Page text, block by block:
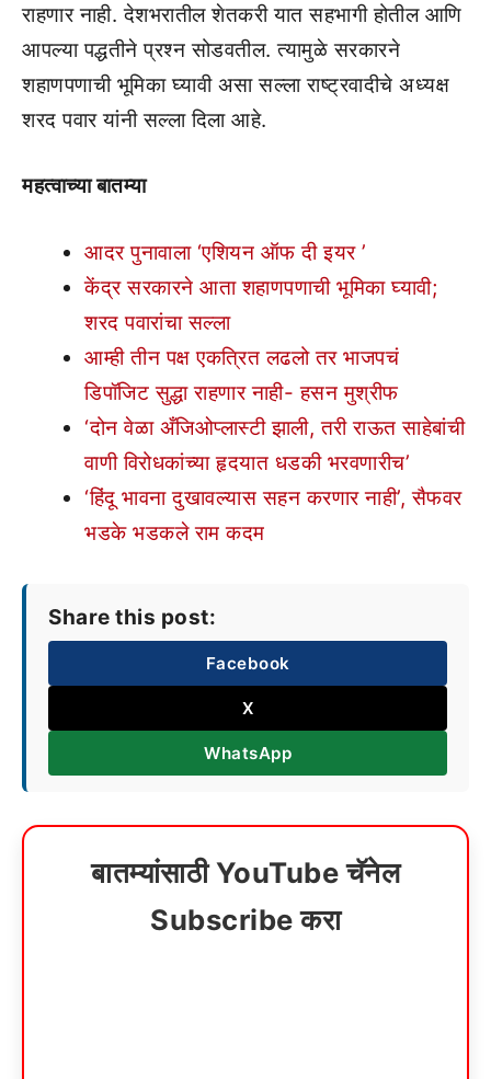
राहणार नाही. देशभरातील शेतकरी यात सहभागी होतील आणि
आपल्या पद्धतीने प्रश्न सोडवतील. त्यामुळे सरकारने
शहाणपणाची भूमिका घ्यावी असा सल्ला राष्ट्रवादीचे अध्यक्ष
शरद पवार यांनी सल्ला दिला आहे.
महत्वाच्या बातम्या
आदर पुनावाला ‘एशियन ऑफ दी इयर ’
केंद्र सरकारने आता शहाणपणाची भूमिका घ्यावी;
शरद पवारांचा सल्ला
आम्ही तीन पक्ष एकत्रित लढलो तर भाजपचं
डिपॉजिट सुद्धा राहणार नाही- हसन मुश्रीफ
‘दोन वेळा अँजिओप्लास्टी झाली, तरी राऊत साहेबांची
वाणी विरोधकांच्या हृदयात धडकी भरवणारीच’
‘हिंदू भावना दुखावल्यास सहन करणार नाही’, सैफवर
भडके भडकले राम कदम
Share this post:
Facebook
X
WhatsApp
बातम्यांसाठी YouTube चॅनेल
Subscribe करा